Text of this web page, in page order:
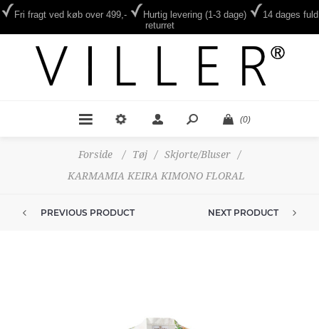
Fri fragt ved køb over 499,- Hurtig levering (1-3 dage)
14 dages fuld
returret
(0)
Forside / Tøj / Skjorte/Bluser
/
KARMAMIA KEIRA KIMONO FLORAL
PREVIOUS PRODUCT NEXT PRODUCT